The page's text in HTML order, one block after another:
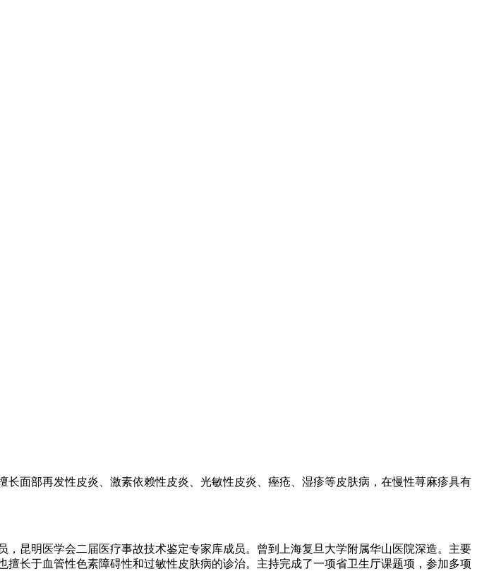
面部再发性皮炎、激素依赖性皮炎、光敏性皮炎、痤疮、湿疹等皮肤病，在慢性荨麻疹具有
昆明医学会二届医疗事故技术鉴定专家库成员。曾到上海复旦大学附属华山医院深造。主要
长于血管性色素障碍性和过敏性皮肤病的诊治。主持完成了一项省卫生厅课题项，参加多项